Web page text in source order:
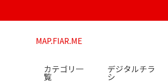
MAP.FIAR.ME
カテゴリ一
覧
デジタルチラ
シ